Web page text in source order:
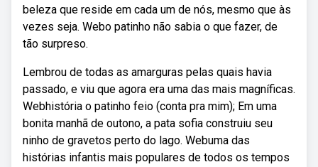
beleza que reside em cada um de nós, mesmo que às
vezes seja. Webo patinho não sabia o que fazer, de
tão surpreso.
Lembrou de todas as amarguras pelas quais havia
passado, e viu que agora era uma das mais magníficas.
Webhistória o patinho feio (conta pra mim); Em uma
bonita manhã de outono, a pata sofia construiu seu
ninho de gravetos perto do lago. Webuma das
histórias infantis mais populares de todos os tempos